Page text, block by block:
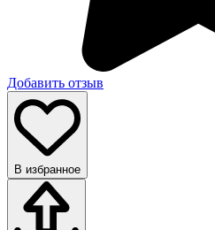
Добавить отзыв
В избранное